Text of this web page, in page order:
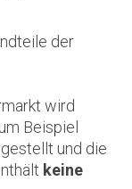
der
wird
Beispiel
und die
keine